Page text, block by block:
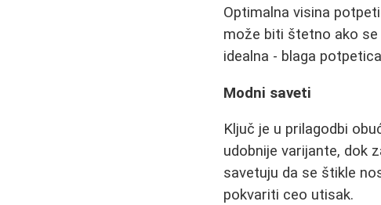
Optimalna visina
može biti štetno ako
idealna - blaga
Modni saveti
Ključ je u prilagodbi
udobnije varijante, dok
savetuju da se štikle
pokvariti ceo utisak.